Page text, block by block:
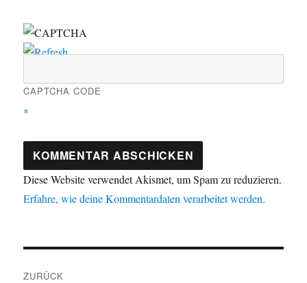
CAPTCHA CODE
*
Diese Website verwendet Akismet, um Spam zu reduzieren.
Erfahre, wie deine Kommentardaten verarbeitet werden.
ZURÜCK